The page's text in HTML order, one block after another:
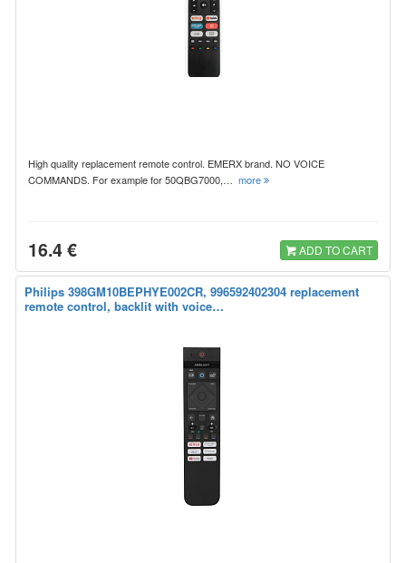
High quality replacement remote control. EMERX brand. NO VOICE
COMMANDS. For example for 50QBG7000,… more
16.4 € ADD TO CART
Philips 398GM10BEPHYE002CR, 996592402304 replacement
remote control, backlit with voice…